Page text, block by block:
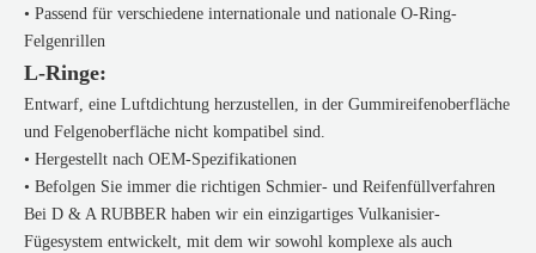
• Passend für verschiedene internationale und nationale O-Ring-
Felgenrillen
L-Ringe:
Entwarf, eine Luftdichtung herzustellen, in der Gummireifenoberfläche
und Felgenoberfläche nicht kompatibel sind.
• Hergestellt nach OEM-Spezifikationen
• Befolgen Sie immer die richtigen Schmier- und Reifenfüllverfahren
Bei D & A RUBBER haben wir ein einzigartiges Vulkanisier-
Fügesystem entwickelt, mit dem wir sowohl komplexe als auch